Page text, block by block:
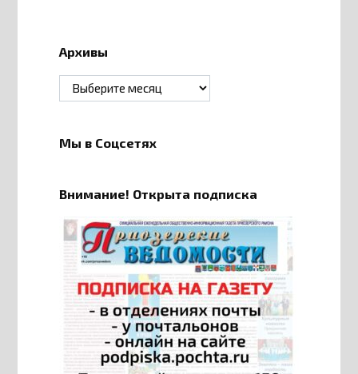
Архивы
Архивы
Мы в Соцсетях
Внимание! Открыта подписка